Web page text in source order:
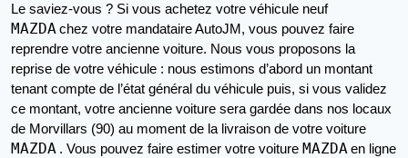
Le saviez-vous ? Si vous achetez votre véhicule neuf
MAZDAchez votre mandataire AutoJM, vous pouvez faire
reprendre votre ancienne voiture. Nous vous proposons la
reprise de votre véhicule : nous estimons d’abord un montant
tenant compte de l’état général du véhicule puis, si vous validez
ce montant, votre ancienne voiture sera gardée dans nos locaux
MAZDA . Vous pouvez faire estimer votre voiture MAZDAen ligne